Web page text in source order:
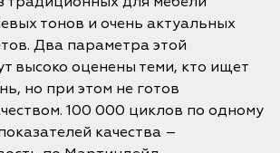
тонов и очень актуальных
Два параметра этой
высоко оценены теми, кто ищет
но при этом не готов
100 000 циклов по одному
качества –